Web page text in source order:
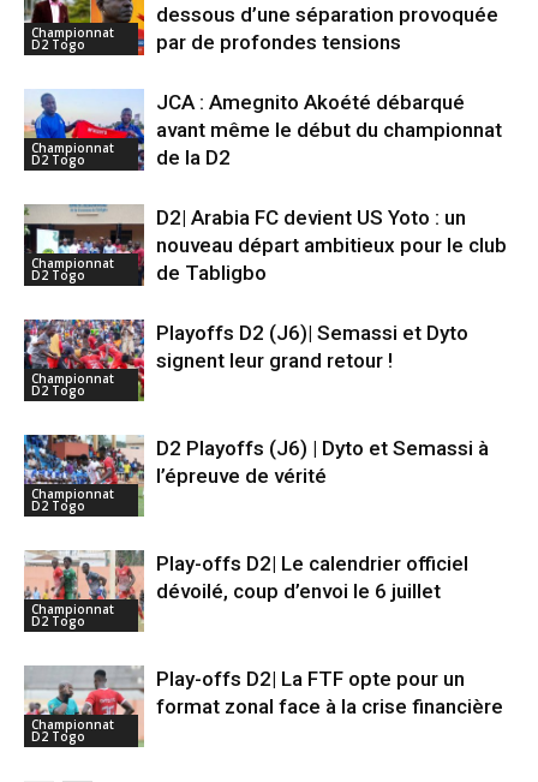
Championnat
D2 Togo
dessous d’une séparation provoquée
par de profondes tensions
Championnat
D2 Togo
JCA : Amegnito Akoété débarqué
avant même le début du championnat
de la D2
Championnat
D2 Togo
D2| Arabia FC devient US Yoto : un
nouveau départ ambitieux pour le club
de Tabligbo
Championnat
D2 Togo
Playoffs D2 (J6)| Semassi et Dyto
signent leur grand retour !
Championnat
D2 Togo
D2 Playoffs (J6) | Dyto et Semassi à
l’épreuve de vérité
Championnat
D2 Togo
Play-offs D2| Le calendrier officiel
dévoilé, coup d’envoi le 6 juillet
Championnat
D2 Togo
Play-offs D2| La FTF opte pour un
format zonal face à la crise financière